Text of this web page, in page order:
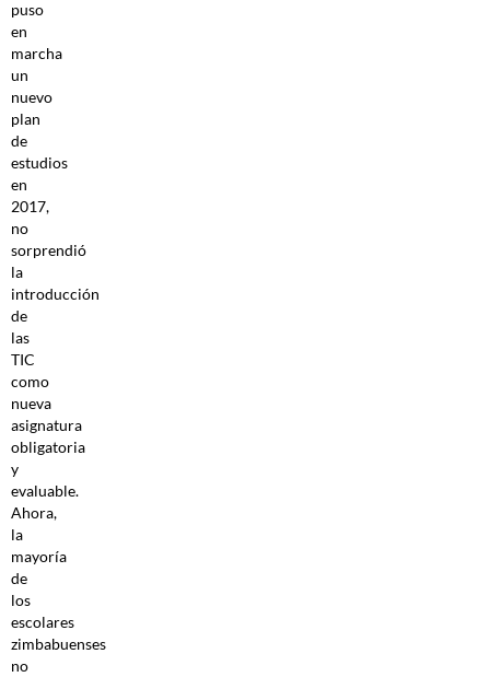
puso
en
marcha
un
nuevo
plan
de
estudios
en
2017,
no
sorprendió
la
introducción
de
las
TIC
como
nueva
asignatura
obligatoria
y
evaluable.
Ahora,
la
mayoría
de
los
escolares
zimbabuenses
no